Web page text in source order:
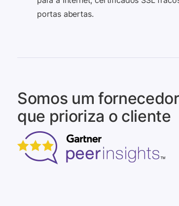
portas abertas.
Somos um fornecedor
que prioriza o cliente